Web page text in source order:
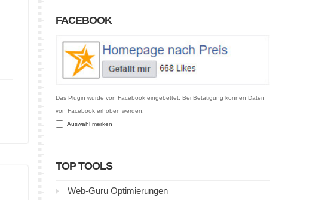
FACEBOOK
Das Plugin wurde von Facebook eingebettet. Bei Betätigung können Daten
von Facebook erhoben werden.
Auswahl merken
TOP TOOLS
Web-Guru Optimierungen